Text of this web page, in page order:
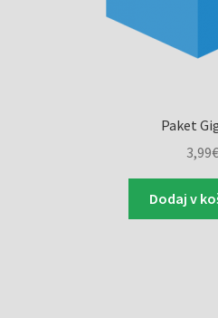
Paket
3,99€
Dodaj v